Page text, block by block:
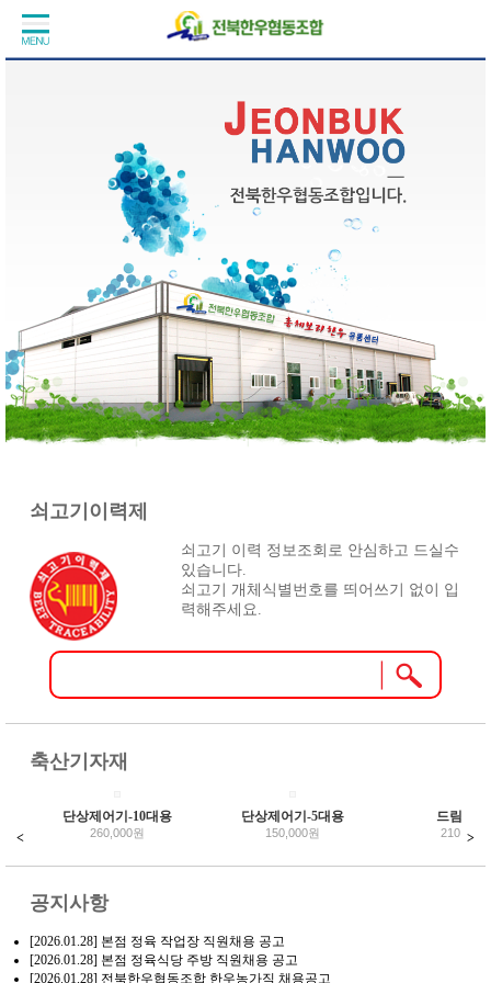
쇠고기이력제
쇠고기 이력 정보조회로 안심하고 드실수
있습니다.
쇠고기 개체식별번호를 띄어쓰기 없이 입
력해주세요.
축산기자재
< >
단상제어기-10대용
260,000원
단상제어기-5대용
150,000원
드림컵 5
210,000
공지사항
[2026.01.28] 본점 정육 작업장 직원채용 공고
[2026.01.28] 본점 정육식당 주방 직원채용 공고
[2026.01.28] 전북한우협동조합 한우농가직 채용공고